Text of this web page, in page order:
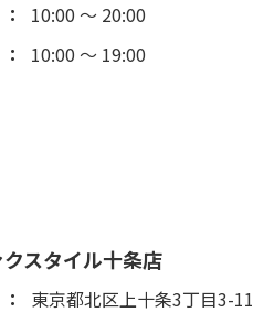
10:00 ～ 20:00
10:00 ～ 19:00
クスタイル十条店
東京都北区上十条3丁目3-11